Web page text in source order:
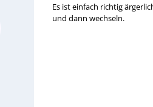
Es ist einfach richtig
und dann wechseln.